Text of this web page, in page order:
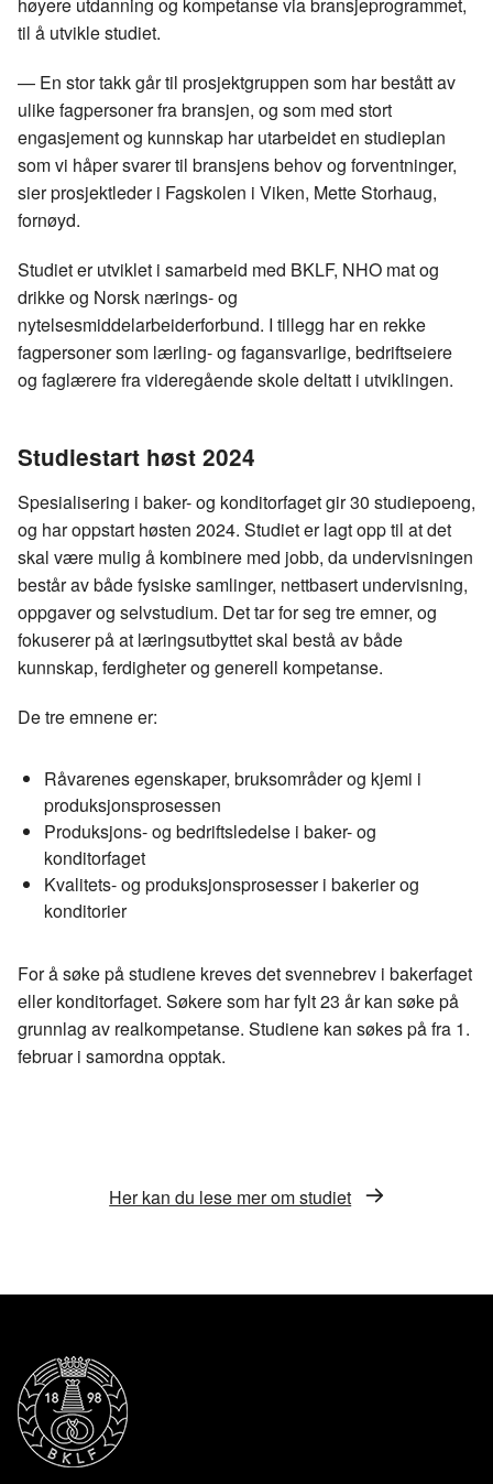
til å utvikle studiet.
— En stor takk går til prosjektgruppen som har bestått av
ulike fagpersoner fra bransjen, og som med stort
engasjement og kunnskap har utarbeidet en studieplan
som vi håper svarer til bransjens behov og forventninger,
sier prosjektleder i Fagskolen i Viken, Mette Storhaug,
fornøyd.
Studiet er utviklet i samarbeid med BKLF, NHO mat og
drikke og Norsk nærings- og
nytelsesmiddelarbeiderforbund. I tillegg har en rekke
fagpersoner som lærling- og fagansvarlige, bedriftseiere
og faglærere fra videregående skole deltatt i utviklingen.
Studiestart høst 2024
Spesialisering i baker- og konditorfaget gir 30 studiepoeng,
og har oppstart høsten 2024. Studiet er lagt opp til at det
skal være mulig å kombinere med jobb, da undervisningen
består av både fysiske samlinger, nettbasert undervisning,
oppgaver og selvstudium. Det tar for seg tre emner, og
fokuserer på at læringsutbyttet skal bestå av både
kunnskap, ferdigheter og generell kompetanse.
De tre emnene er:
Råvarenes egenskaper, bruksområder og kjemi i
produksjonsprosessen
Produksjons- og bedriftsledelse i baker- og
konditorfaget
Kvalitets- og produksjonsprosesser i bakerier og
konditorier
For å søke på studiene kreves det svennebrev i bakerfaget
eller konditorfaget. Søkere som har fylt 23 år kan søke på
grunnlag av realkompetanse. Studiene kan søkes på fra 1.
februar i samordna opptak.
Her kan du lese mer om studiet